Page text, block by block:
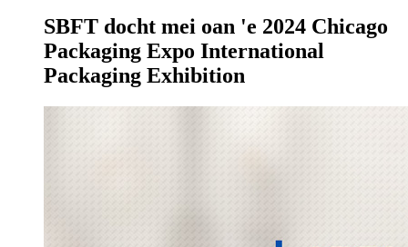
SBFT docht mei oan 'e 2024 Chicago
Packaging Expo International
Packaging Exhibition